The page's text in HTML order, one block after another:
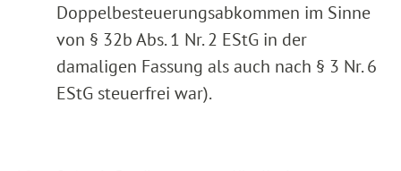
Doppelbesteuerungsabkommen im Sinne
von § 32b Abs. 1 Nr. 2 EStG in der
damaligen Fassung als auch nach § 3 Nr. 6
EStG steuerfrei war).